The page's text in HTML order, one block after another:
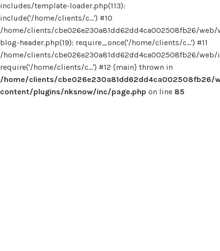
includes/template-loader.php(113):
include('/home/clients/c...') #10
/home/clients/cbe026e230a81dd62dd4ca002508fb26/web/
blog-header.php(19): require_once('/home/clients/c...') #11
/home/clients/cbe026e230a81dd62dd4ca002508fb26/web/
require('/home/clients/c...') #12 {main} thrown in
/home/clients/cbe026e230a81dd62dd4ca002508fb26/
content/plugins/nksnow/inc/page.php on line 85